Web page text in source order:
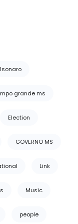
grande ms
Election
GOVERNO MS
Link
Music
people